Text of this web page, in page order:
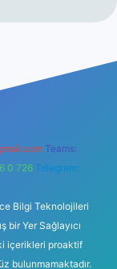
Teams:
0 726 Telegram:
Bilgi Teknolojileri
bir Yer Sağlayıcı
içerikleri proaktif
bulunmamaktadır.